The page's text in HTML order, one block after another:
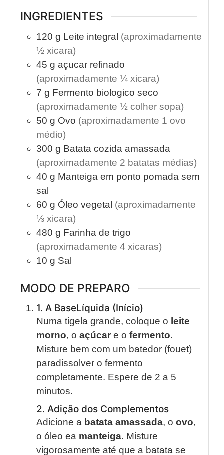
INGREDIENTES
120 g Leite integral (aproximadamente
½ xicara)
45 g açucar refinado
(aproximadamente ¼ xicara)
7 g Fermento biologico seco
(aproximadamente ½ colher sopa)
50 g Ovo (aproximadamente 1 ovo
médio)
300 g Batata cozida amassada
(aproximadamente 2 batatas médias)
40 g Manteiga em ponto pomada sem
sal
60 g Óleo vegetal (aproximadamente
⅓ xicara)
480 g Farinha de trigo
(aproximadamente 4 xicaras)
10 g Sal
MODO DE PREPARO
1. A BaseLíquida (Início)
Numa tigela grande, coloque o leite
morno, o açúcar e o fermento.
Misture bem com um batedor (fouet)
paradissolver o fermento
completamente. Espere de 2 a 5
minutos.
2. Adição dos Complementos
Adicione a batata amassada, o ovo,
o óleo ea manteiga. Misture
vigorosamente até que a batata se